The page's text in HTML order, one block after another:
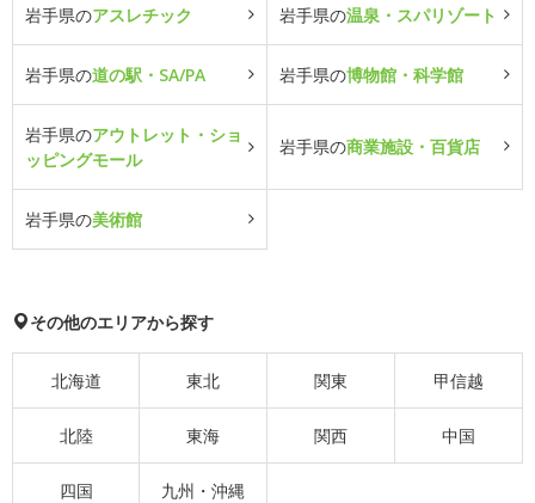
岩手県のアスレチック 岩手県の温泉・スパリゾート
岩手県の道の駅・SA/PA 岩手県の博物館・科学館
岩手県のアウトレット・ショ
ッピングモール
岩手県の商業施設・百貨店
岩手県の美術館
その他のエリアから探す
北海道 東北 関東 甲信越
北陸 東海 関西 中国
四国 九州・沖縄